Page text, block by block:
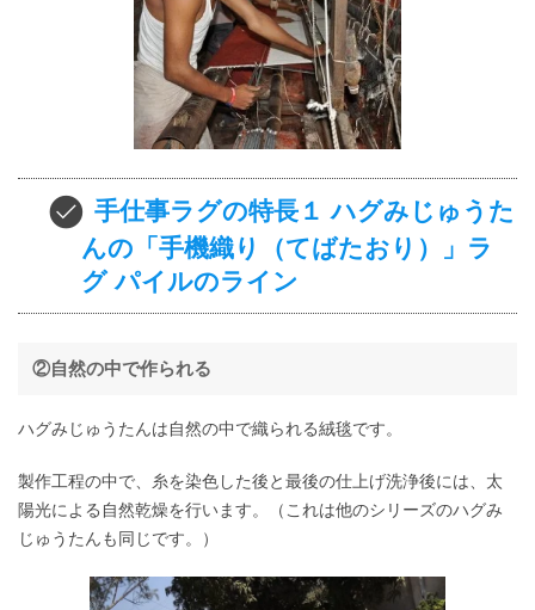
手仕事ラグの特長１ ハグみじゅうた
んの「手機織り（てばたおり）」ラ
グ パイルのライン
②自然の中で作られる
ハグみじゅうたんは自然の中で織られる絨毯です。
製作工程の中で、糸を染色した後と最後の仕上げ洗浄後には、太
陽光による自然乾燥を行います。（ これは他のシリーズのハグみ
じゅうたんも同じです。）